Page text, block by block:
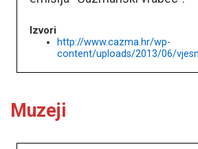
Izvori
http://www.cazma.hr/wp-
content/uploads/2013/06/
Muzeji